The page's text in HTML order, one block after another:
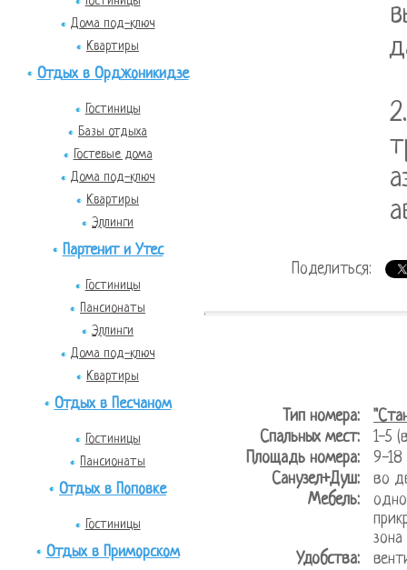
Дома под-ключ
Квартиры
Отдых в Орджоникидзе
Гостиницы
Базы отдыха
Гостевые дома
Дома под-ключ
Квартиры
Эллинги
Партенит и Утес
Гостиницы
Пансионаты
Эллинги
Дома под-ключ
Квартиры
Отдых в Песчаном
Гостиницы
Пансионаты
Отдых в Поповке
Гостиницы
Отдых в Приморском
Поделиться:
Тип номера:
Спальных мест:
1-5
Площадь номера:
9-
Санузел+Душ:
во
Мебель:
зона
Удобства: